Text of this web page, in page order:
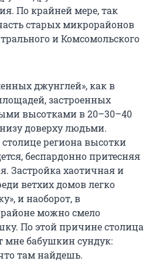
По крайней мере, так
старых микрорайонов
и Комсомольского
джунглей», как в
застроенных
высотками в 20–30–40
доверху людьми.
региона высотки
беспардонно притесняя
Застройка хаотичная и
ветхих домов легко
и наоборот, в
можно смело
По этой причине столица
мне бабушкин сундук:
там найдешь.